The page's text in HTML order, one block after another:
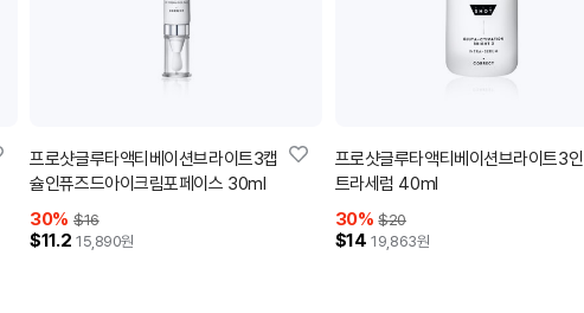
프로샷글루타액티베이션브라이트3캡
슐인퓨즈드아이크림포페이스 30ml
30% $16
$11.2 15,890원
프로샷글루타액티베이션브라이트3인
트라세럼 40ml
30% $20
$14 19,863원